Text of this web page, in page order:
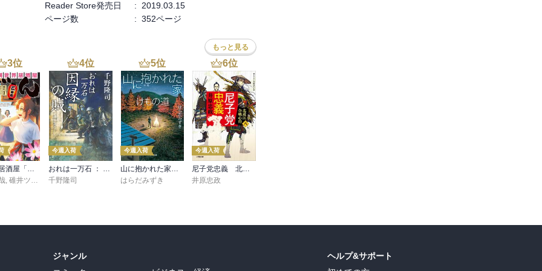
Reader Store発売日 :
2019.03.15
ページ数
: 352ページ
もっと見る
3位
異世界居酒屋「げん」三杯目
,碓井ツカサ
4位
今週入荷
おれは一万石 ： 38 因縁の賊
千野隆司
5位
今週入荷
山に抱かれた家 けもの道
はらだみずき
6位
今週入荷
尼子党忠義 北近江合戦心得〈八〉
井原忠政
ジャンル
ヘルプ&サポート